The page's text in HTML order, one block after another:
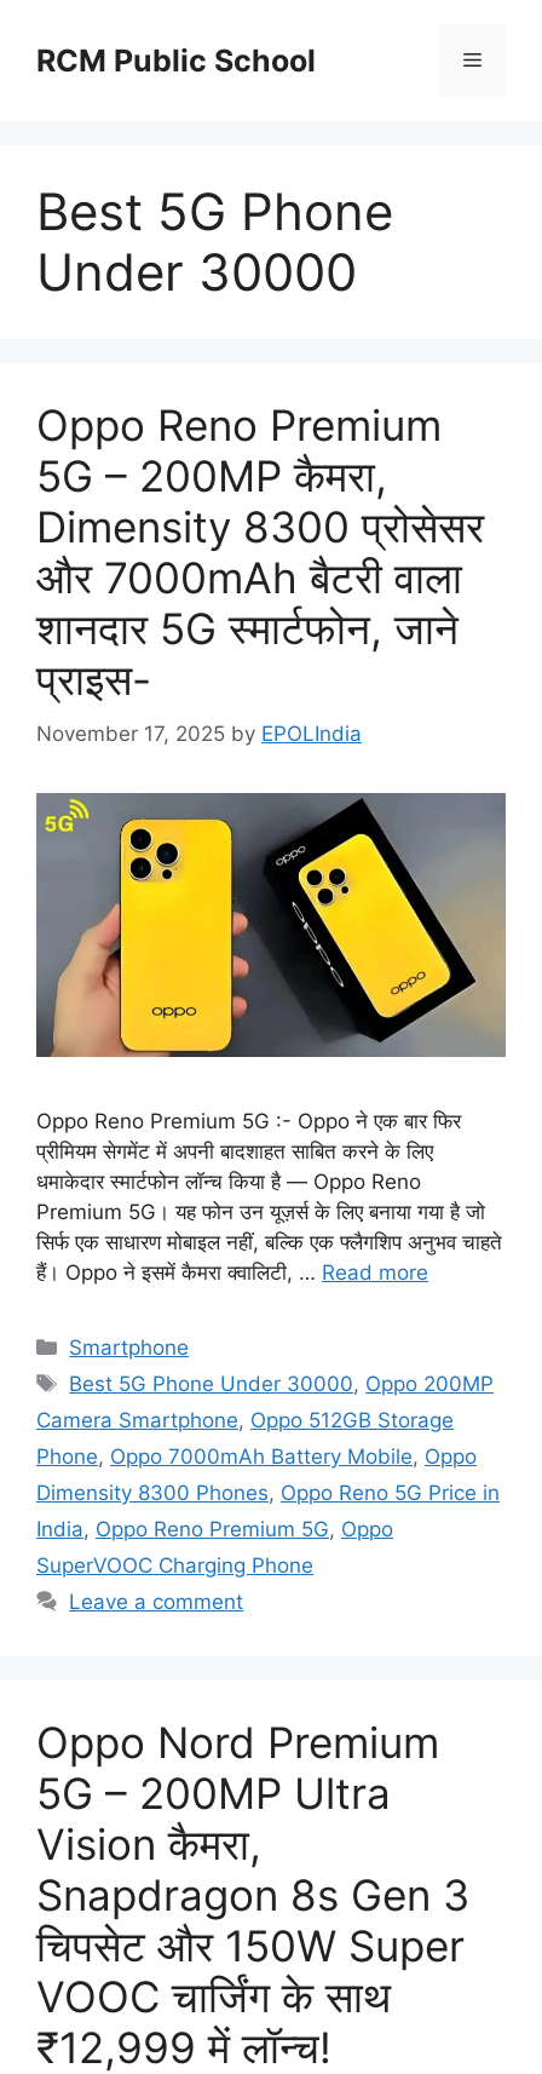
contentRCM Public School Menu
Best 5G Phone
Under 30000
Oppo Reno Premium
5G – 200MP कैमरा,
Dimensity 8300 प्रोसेसर
और 7000mAh बैटरी वाला
शानदार 5G स्मार्टफोन, जाने
प्राइस-
November 17, 2025 by EPOLIndia
Oppo Reno Premium 5G :- Oppo ने एक बार फिर
प्रीमियम सेगमेंट में अपनी बादशाहत साबित करने के लिए
धमाकेदार स्मार्टफोन लॉन्च किया है — Oppo Reno
Premium 5G। यह फोन उन यूज़र्स के लिए बनाया गया है जो
सिर्फ एक साधारण मोबाइल नहीं, बल्कि एक फ्लैगशिप अनुभव चाहते
हैं। Oppo ने इसमें कैमरा क्वालिटी, … Read more
Categories
Smartphone
Tags
Best 5G Phone Under 30000, Oppo 200MP
Camera Smartphone, Oppo 512GB Storage
Phone, Oppo 7000mAh Battery Mobile, Oppo
Dimensity 8300 Phones, Oppo Reno 5G Price in
India, Oppo Reno Premium 5G, Oppo
SuperVOOC Charging Phone
Leave a comment
Oppo Nord Premium
5G – 200MP Ultra
Vision कैमरा,
Snapdragon 8s Gen 3
चिपसेट और 150W Super
VOOC चार्जिंग के साथ
₹12,999 में लॉन्च!